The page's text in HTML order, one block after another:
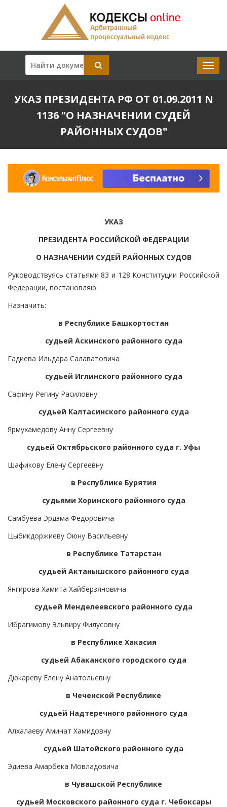
УКАЗ ПРЕЗИДЕНТА РФ ОТ 01.09.2011 N
1136 "О НАЗНАЧЕНИИ СУДЕЙ
РАЙОННЫХ СУДОВ"
УКАЗ
ПРЕЗИДЕНТА РОССИЙСКОЙ ФЕДЕРАЦИИ
О НАЗНАЧЕНИИ СУДЕЙ РАЙОННЫХ СУДОВ
Руководствуясь статьями 83 и 128 Конституции Российской
Федерации, постановляю:
Назначить:
в Республике Башкортостан
судьей Аскинского районного суда
Гадиева Ильдара Салаватовича
судьей Иглинского районного суда
Сафину Регину Расиловну
судьей Калтасинского районного суда
Ярмухамедову Анну Сергеевну
судьей Октябрьского районного суда г. Уфы
Шафикову Елену Сергеевну
в Республике Бурятия
судьями Хоринского районного суда
Самбуева Эрдэма Федоровича
Цыбикдоржиеву Оюну Васильевну
в Республике Татарстан
судьей Актанышского районного суда
Янгирова Хамита Хайберзяновича
судьей Менделеевского районного суда
Ибрагимову Эльвиру Филусовну
в Республике Хакасия
судьей Абаканского городского суда
Дюкареву Елену Анатольевну
в Чеченской Республике
судьей Надтеречного районного суда
Алхалаеву Аминат Хамидовну
судьей Шатойского районного суда
Эдиева Амарбека Мовладовича
в Чувашской Республике
судьей Московского районного суда г. Чебоксары